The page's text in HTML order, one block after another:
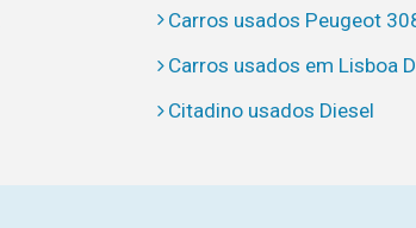
Carros usados Peugeot
Carros usados em Lisboa
Citadino usados Diesel